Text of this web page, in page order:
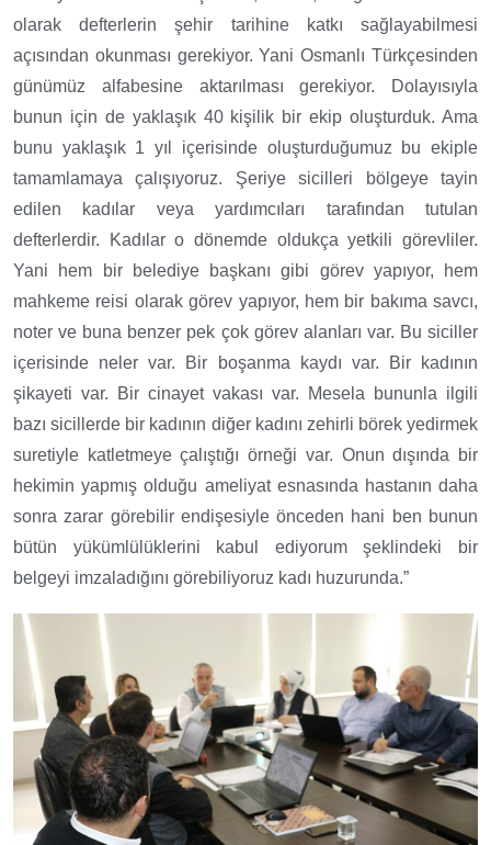
olarak defterlerin şehir tarihine katkı sağlayabilmesi
açısından okunması gerekiyor. Yani Osmanlı Türkçesinden
günümüz alfabesine aktarılması gerekiyor. Dolayısıyla
bunun için de yaklaşık 40 kişilik bir ekip oluşturduk. Ama
bunu yaklaşık 1 yıl içerisinde oluşturduğumuz bu ekiple
tamamlamaya çalışıyoruz. Şeriye sicilleri bölgeye tayin
edilen kadılar veya yardımcıları tarafından tutulan
defterlerdir. Kadılar o dönemde oldukça yetkili görevliler.
Yani hem bir belediye başkanı gibi görev yapıyor, hem
mahkeme reisi olarak görev yapıyor, hem bir bakıma savcı,
noter ve buna benzer pek çok görev alanları var. Bu siciller
içerisinde neler var. Bir boşanma kaydı var. Bir kadının
şikayeti var. Bir cinayet vakası var. Mesela bununla ilgili
bazı sicillerde bir kadının diğer kadını zehirli börek yedirmek
suretiyle katletmeye çalıştığı örneği var. Onun dışında bir
hekimin yapmış olduğu ameliyat esnasında hastanın daha
sonra zarar görebilir endişesiyle önceden hani ben bunun
bütün yükümlülüklerini kabul ediyorum şeklindeki bir
belgeyi imzaladığını görebiliyoruz kadı huzurunda.”